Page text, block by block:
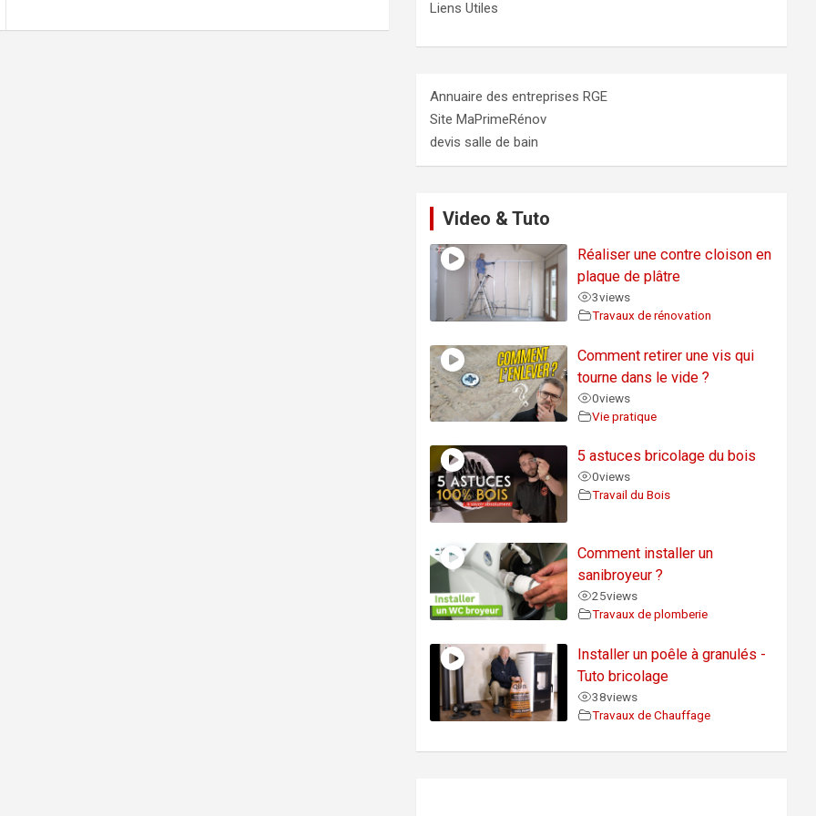
Liens Utiles
Annuaire des entreprises RGE
Site MaPrimeRénov
devis salle de bain
Video & Tuto
Réaliser une contre cloison en
plaque de plâtre
3views
Travaux de rénovation
Comment retirer une vis qui
tourne dans le vide ?
0views
Vie pratique
5 astuces bricolage du bois
0views
Travail du Bois
Comment installer un
sanibroyeur ?
25views
Travaux de plomberie
Installer un poêle à granulés -
Tuto bricolage
38views
Travaux de Chauffage